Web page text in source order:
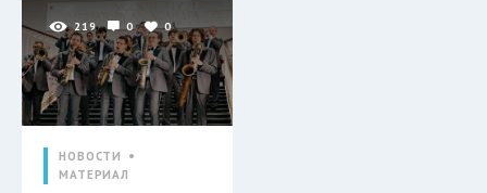
219 0 0
НОВОСТИ
МАТЕРИАЛ